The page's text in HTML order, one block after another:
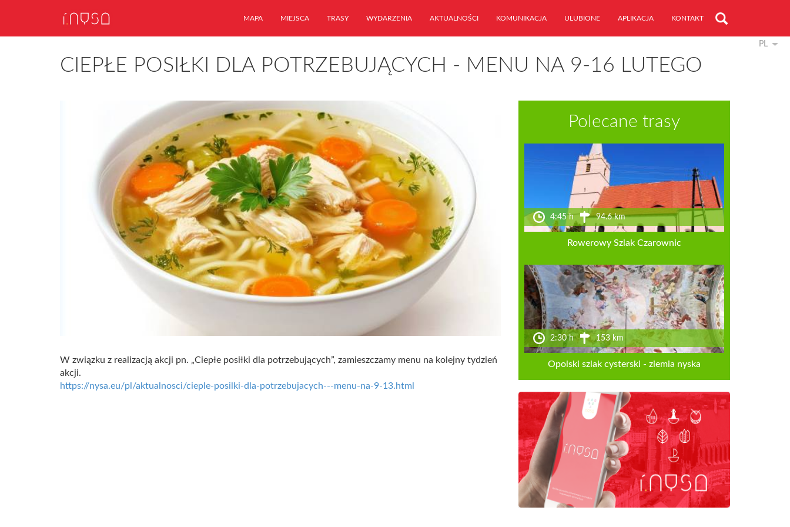
MAPA MIEJSCA TRASY WYDARZENIA AKTUALNOŚCI KOMUNIKACJA ULUBIONE APLIKACJA KONTAKT
PL
CIEPŁE POSIŁKI DLA POTRZEBUJĄCYCH - MENU NA 9-16 LUTEGO
W związku z realizacją akcji pn. „Ciepłe posiłki dla potrzebujących”, zamieszczamy menu na kolejny tydzień
akcji.
https://nysa.eu/pl/aktualnosci/cieple-posilki-dla-potrzebujacych---menu-na-9-13.html
Polecane trasy
4:45 h 94.6 km
Rowerowy Szlak Czarownic
2:30 h 153 km
Opolski szlak cysterski - ziemia nyska